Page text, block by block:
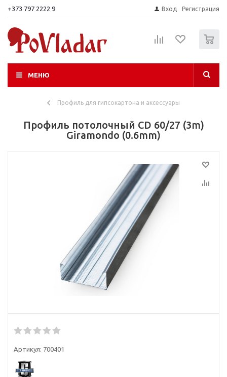
+373 797 2222 9 Вход Регистрация
МЕНЮ
Профиль для гипсокартона и аксессуары
Профиль потолочный CD 60/27 (3m)
Giramondo (0.6mm)
Артикул: 700401